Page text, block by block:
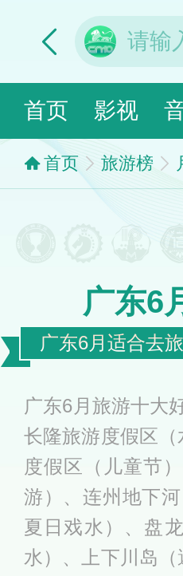
首页 影视
首页 旅游榜
广东6
广东6月适合去
广东6月旅游十大
长隆旅游度假区
度假区（儿童节
游）、连州地下
夏日戏水）、盘
水）、上下川岛